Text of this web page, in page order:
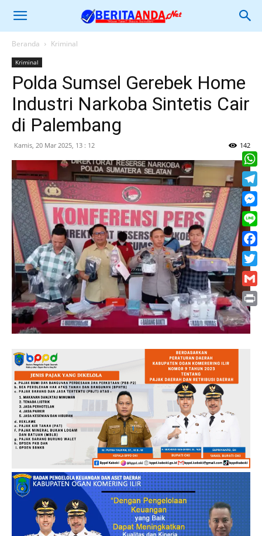
Beranda Kriminal
Kriminal
Polda Sumsel Gerebek Home
Industri Narkoba Sintetis Cair
di Palembang
Kamis, 20 Mar 2025, 13 : 12 142
Line
Print